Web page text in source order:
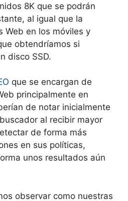
8K que se podrán
al igual que la
Web en los móviles y
obtendríamos si
disco SSD.
que se encargan de
principalmente en
de notar inicialmente
al recibir mayor
de forma más
en sus políticas,
unos resultados aún
observar como nuestras